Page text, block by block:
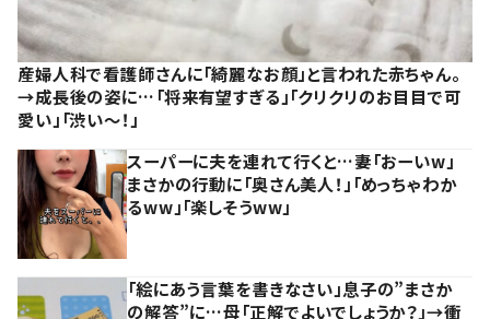
産婦人科で看護師さんに「綺麗なお顔」と言われた赤ちゃん。
→成長後の姿に…「将来有望すぎる」「クリクリのお目目で可
愛い」「渋い～！」
スーパーに夫を連れて行くと…妻「おーいw」
まさかの行動に「奥さん美人！」「めっちゃわか
るww」「楽しそうww」
「絵にあう言葉を書きなさい」息子の”まさか
の解答”に…母「正解でよいでしょうか？」→衝